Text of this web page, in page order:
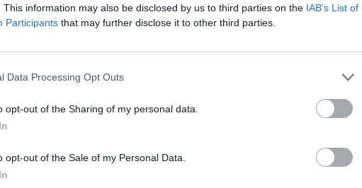
This information may also be disclosed by us to third parties on the IAB’s List of
Participants that may further disclose it to other third parties.
Data Processing Opt Outs
opt-out of the Sharing of my personal data.
opt-out of the Sale of my Personal Data.
infatti sono le anime che in questi giorni
da una parte il Carroccio e la
consigliere politico del Cavaliere e l'ex
sarebbero infatti più inclini a
della partita Alitalia (anche se
accolto con favore le dichiarazioni di
Evitando così al prossimo governo molte
richiesta che sarebbe arrivata, nel
di questi giorni, è di mettere in
l'accortezza possibile per gestire i
i sindacati e quindi di tutelare in